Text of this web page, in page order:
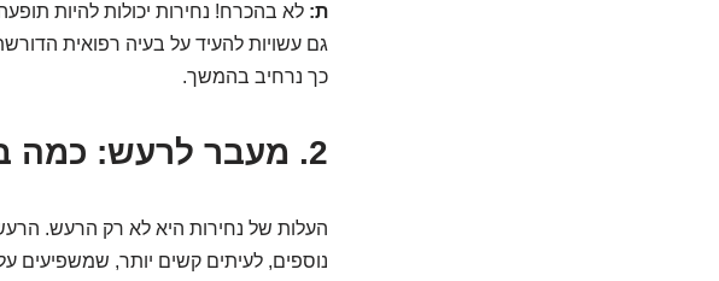
ת: לא בהכרח! נחירות יכולות להיות
גם עשויות להעיד על בעיה רפואית
כך נרחיב בהמשך.
2. מעבר לרעש: כמה באמת עולה לנו ה"קונצרט" הזה?
העלות של נחירות היא לא רק הרעש.
נוספים, לעיתים קשים יותר, שמשפיעים